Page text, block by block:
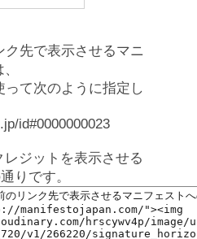
先で表示させるマニ
て次のように指定し
id#0000000023
ジットを表示させる
りです。